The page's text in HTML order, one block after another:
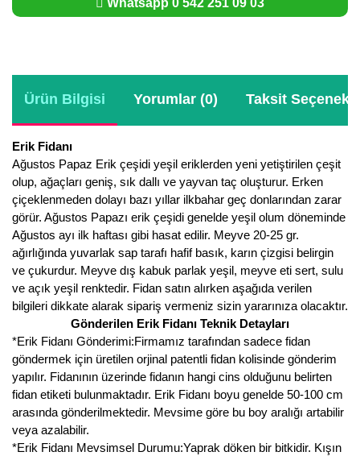
Whatsapp 0 542 251 09 03
Ürün Bilgisi Yorumlar (0) Taksit
Erik Fidanı
Ağustos Papaz Erik çeşidi yeşil eriklerden yeni yetiştirilen çeşit
olup, ağaçları geniş, sık dallı ve yayvan taç oluşturur. Erken
çiçeklenmeden dolayı bazı yıllar ilkbahar geç donlarından zarar
görür. Ağustos Papazı erik çeşidi genelde yeşil olum döneminde
Ağustos ayı ilk haftası gibi hasat edilir. Meyve 20-25 gr.
ağırlığında yuvarlak sap tarafı hafif basık, karın çizgisi belirgin
ve çukurdur. Meyve dış kabuk parlak yeşil, meyve eti sert, sulu
ve açık yeşil renktedir. Fidan satın alırken aşağıda verilen
bilgileri dikkate alarak sipariş vermeniz sizin yararınıza olacaktır.
Gönderilen Erik Fidanı Teknik Detayları
*Erik Fidanı Gönderimi:Firmamız tarafından sadece fidan
göndermek için üretilen orjinal patentli fidan kolisinde gönderim
yapılır. Fidanının üzerinde fidanın hangi cins olduğunu belirten
fidan etiketi bulunmaktadır. Erik Fidanı boyu genelde 50-100 cm
arasında gönderilmektedir. Mevsime göre bu boy aralığı artabilir
veya azalabilir.
*Erik Fidanı Mevsimsel Durumu:Yaprak döken bir bitkidir. Kışın